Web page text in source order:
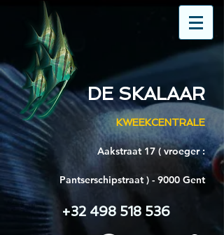
DE SKALAAR
KWEEKCENTRALE
Aakstraat 17 ( vroeger :
Pantserschipstraat ) - 9000 Gent
+32 498 518 536